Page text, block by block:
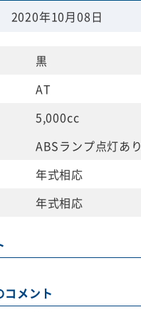
2020年10月08日
黒
AT
5,000cc
ABSランプ点灯あり
年式相応
年式相応
コメント